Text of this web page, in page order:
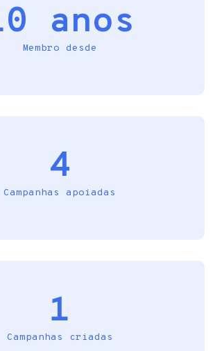
anos
Membro desde
4
Campanhas apoiadas
1
Campanhas criadas